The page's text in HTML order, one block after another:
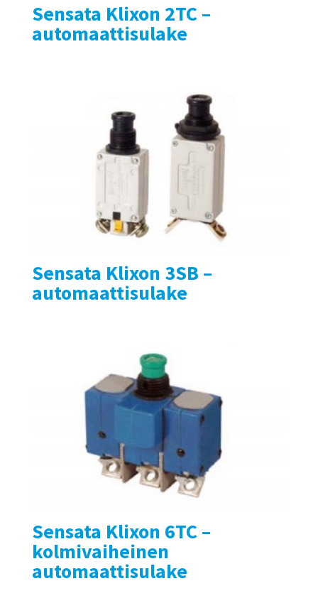
Sensata Klixon 2TC –
automaattisulake
Sensata Klixon 3SB –
automaattisulake
Sensata Klixon 6TC –
kolmivaiheinen
automaattisulake